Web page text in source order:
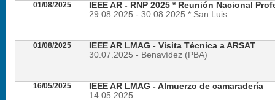
01/08/2025
IEEE AR - RNP 2025 * Reunión Nacional
29.08.2025 - 30.08.2025 * San Luis
01/08/2025
IEEE AR LMAG - Visita Técnica a ARSAT
30.07.2025 - Benavídez (PBA)
16/05/2025
IEEE AR LMAG - Almuerzo de camaradería
14.05.2025